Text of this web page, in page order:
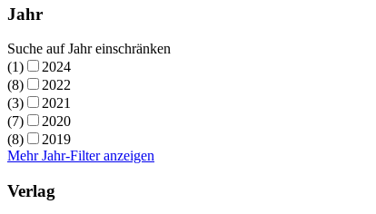
Jahr
Suche auf Jahr einschränken
(1)
2024
(8)
2022
(3)
2021
(7)
2020
(8)
2019
Mehr Jahr-Filter anzeigen
Verlag